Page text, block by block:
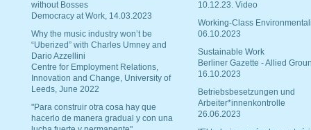
without Bosses
Democracy at Work, 14.03.2023
Why the music industry won’t be
“Uberized” with Charles Umney and
Dario Azzellini
Centre for Employment Relations,
Innovation and Change, University of
Leeds, June 2022
"Para construir otra cosa hay que
hacerlo de manera gradual y con una
10.12.23. Video
Working-Class
06.10.2023
Sustainable Work
Berliner Gazette - Allied
16.10.2023
Betriebsbesetzungen und
Arbeiter*innenkontrolle
26.06.2023